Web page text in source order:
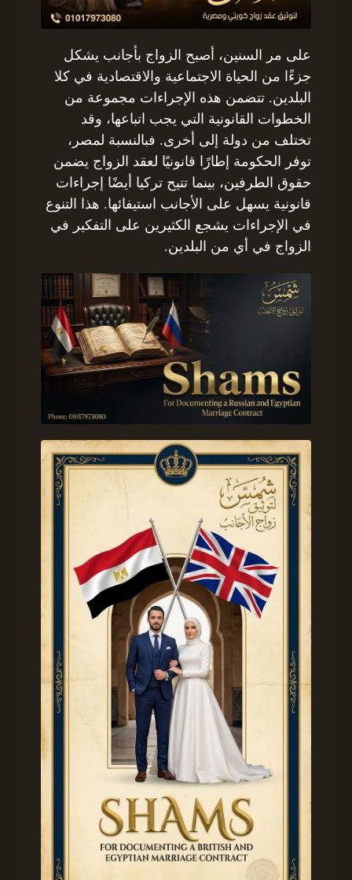
على مر السنين، أصبح الزواج بأجانب يشكل
جزءًا من الحياة الاجتماعية والاقتصادية في كلا
البلدين. تتضمن هذه الإجراءات مجموعة من
الخطوات القانونية التي يجب اتباعها، وقد
تختلف من دولة إلى أخرى. فبالنسبة لمصر،
توفر الحكومة إطارًا قانونيًا لعقد الزواج يضمن
حقوق الطرفين، بينما تتيح تركيا أيضًا إجراءات
قانونية يسهل على الأجانب استيفائها. هذا التنوع
في الإجراءات يشجع الكثيرين على التفكير في
الزواج في أي من البلدين.